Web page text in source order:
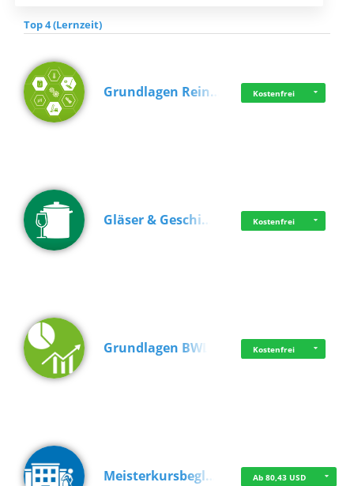
Top 4 (Lernzeit)
Grundlagen Rein… Kostenfrei
Gläser & Geschi… Kostenfrei
Grundlagen BWL Kostenfrei
Meisterkursbegl… Ab 80,43 USD